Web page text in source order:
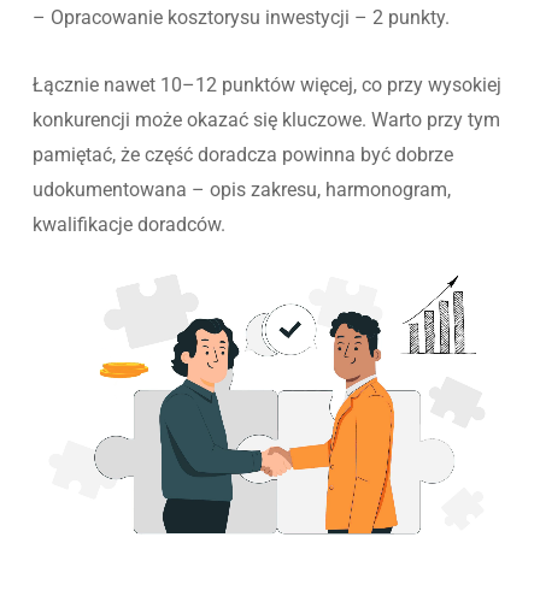
– Opracowanie kosztorysu inwestycji – 2 punkty.
Łącznie nawet 10–12 punktów więcej, co przy wysokiej
konkurencji może okazać się kluczowe. Warto przy tym
pamiętać, że część doradcza powinna być dobrze
udokumentowana – opis zakresu, harmonogram,
kwalifikacje doradców.